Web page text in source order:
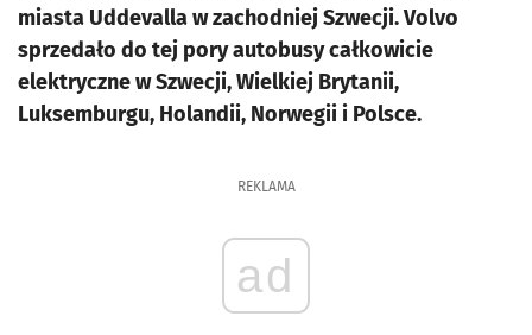
miasta Uddevalla w zachodniej Szwecji. Volvo
sprzedało do tej pory autobusy całkowicie
elektryczne w Szwecji, Wielkiej Brytanii,
Luksemburgu, Holandii, Norwegii i Polsce.
REKLAMA
ad